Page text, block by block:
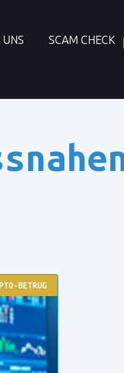
UNS SCAM CHECK
BETRUG